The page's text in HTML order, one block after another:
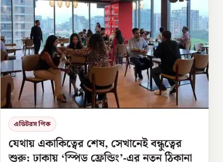
এডিটরস পিক
যেথায় একাকিত্বের শেষ, সেখানেই বন্ধুত্বের
শুরু: ঢাকায় ‘স্পিড ফ্রেন্ডিং’-এর নতুন ঠিকানা